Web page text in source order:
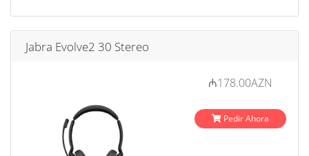
Jabra Evolve2 30 Stereo
₼178.00AZN
Pedir Ahora